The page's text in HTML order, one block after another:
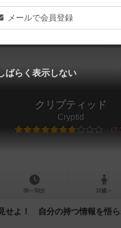
9443
経験あり
クリプティッド
Cryptid
30～50分 10歳～
せよ！ 自分の持つ情報を悟
メールで会員登録
ばらく表示しない